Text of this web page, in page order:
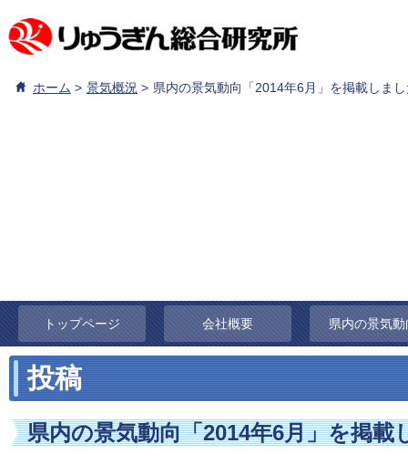
ホーム 景気概況 県内の景気動向「2014年6月」を掲載しま
トップページ 会社概要 県内の景気動
投稿
県内の景気動向「2014年6月」を掲載